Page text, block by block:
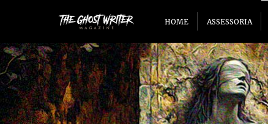
HOME ASSESSORIA